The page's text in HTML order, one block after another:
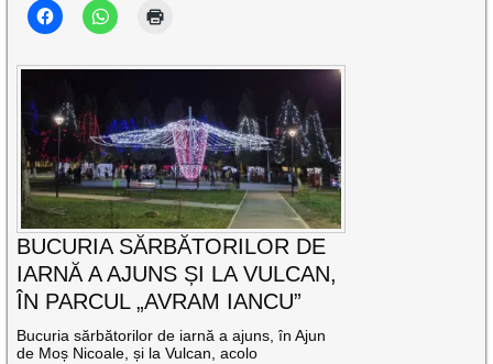
BUCURIA SĂRBĂTORILOR DE
IARNĂ A AJUNS ȘI LA VULCAN,
ÎN PARCUL „AVRAM IANCU”
Bucuria sărbătorilor de iarnă a ajuns, în Ajun
de Moș Nicoale, și la Vulcan, acolo